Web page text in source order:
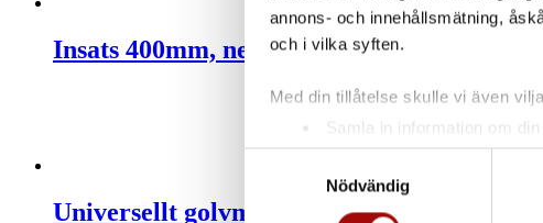
annons- och innehållsmätning,
och i vilka syften.
Med din tillåtelse skulle vi även
Samla in information om
Identifiera din enhet
Ta reda på mer om hur dina
eller dra tillbaka ditt samtycke när
Nödvändig
Insats 400mm, neoprene/neoprene
Universellt golvmunstycke